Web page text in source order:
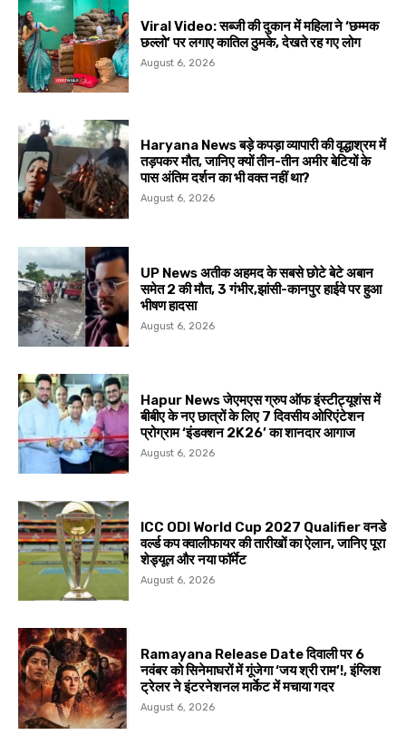
Viral Video: सब्जी की दुकान में महिला ने ‘छम्मक
छल्लो’ पर लगाए कातिल ठुमके, देखते रह गए लोग
August 6, 2026
Haryana News बड़े कपड़ा व्यापारी की वृद्धाश्रम में
तड़पकर मौत, जानिए क्यों तीन-तीन अमीर बेटियों के
पास अंतिम दर्शन का भी वक्त नहीं था?
August 6, 2026
UP News अतीक अहमद के सबसे छोटे बेटे अबान
समेत 2 की मौत, 3 गंभीर,झांसी-कानपुर हाईवे पर हुआ
भीषण हादसा
August 6, 2026
Hapur News जेएमएस ग्रुप ऑफ इंस्टीट्यूशंस में
बीबीए के नए छात्रों के लिए 7 दिवसीय ओरिएंटेशन
प्रोग्राम ‘इंडक्शन 2K26’ का शानदार आगाज
August 6, 2026
ICC ODI World Cup 2027 Qualifier वनडे
वर्ल्ड कप क्वालीफायर की तारीखों का ऐलान, जानिए पूरा
शेड्यूल और नया फॉर्मेट
August 6, 2026
Ramayana Release Date दिवाली पर 6
नवंबर को सिनेमाघरों में गूंजेगा ‘जय श्री राम’!, इंग्लिश
ट्रेलर ने इंटरनेशनल मार्केट में मचाया गदर
August 6, 2026